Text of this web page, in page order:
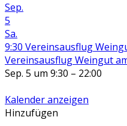
Sep.
5
Sa.
9:30 Vereinsausflug
Vereinsausflug Weingut
Sep. 5 um 9:30 – 22:00
Kalender anzeigen
Hinzufügen